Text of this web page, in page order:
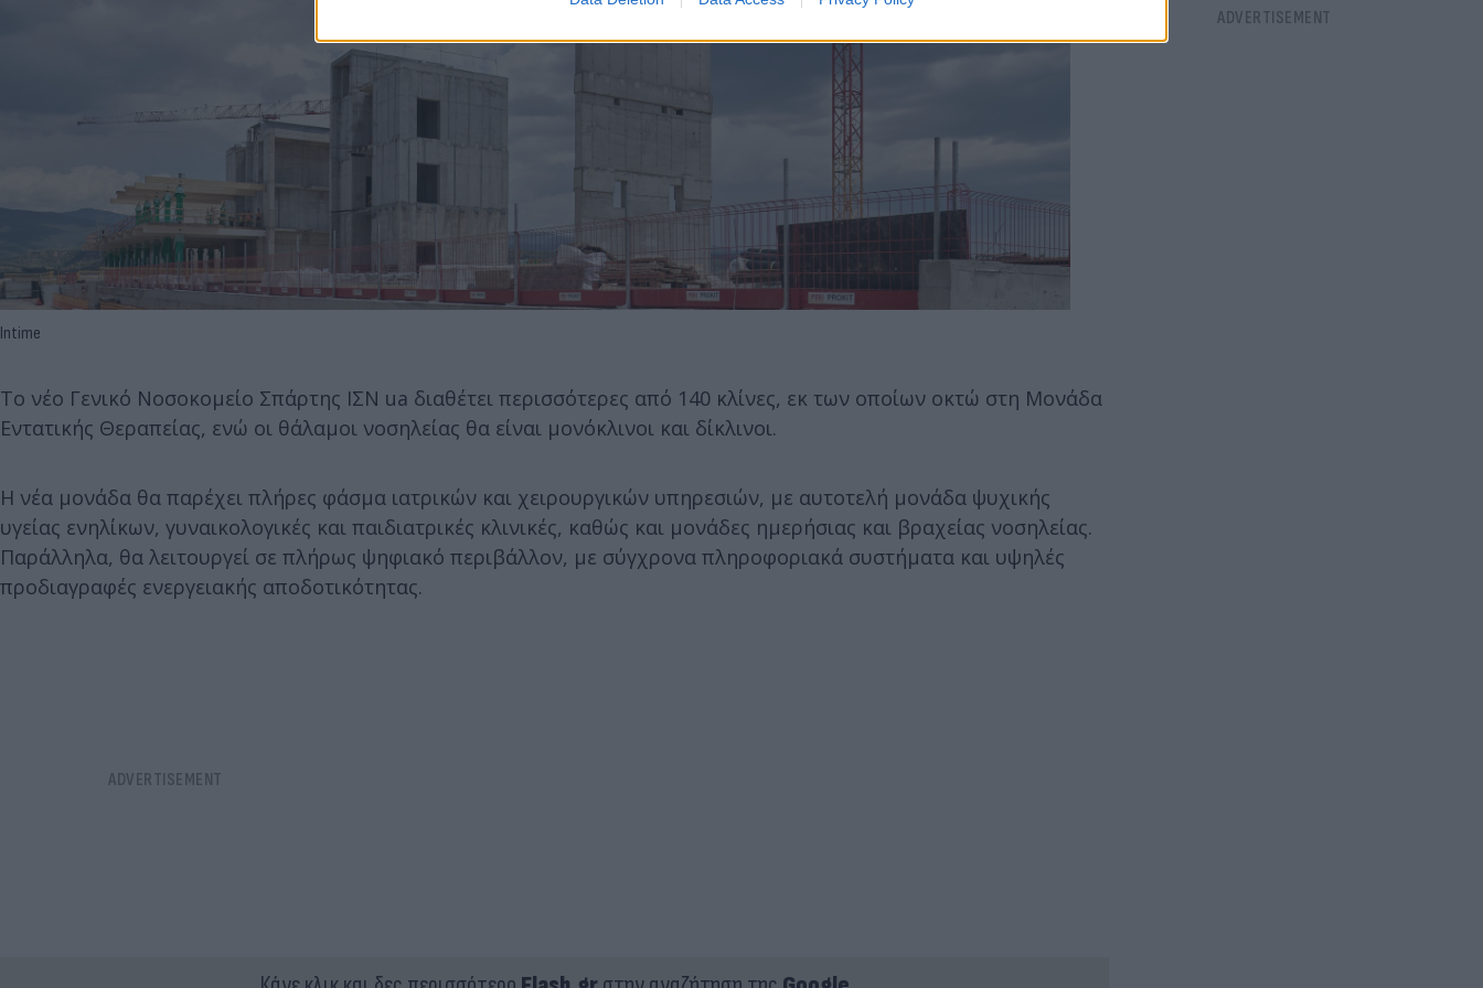
Intime
Το νέο Γενικό Νοσοκομείο Σπάρτης ΙΣΝ ua διαθέτει περισσότερες από 140 κλίνες, εκ των οποίων οκτώ στη Μονάδα
Εντατικής Θεραπείας, ενώ οι θάλαμοι νοσηλείας θα είναι μονόκλινοι και δίκλινοι.
Η νέα μονάδα θα παρέχει πλήρες φάσμα ιατρικών και χειρουργικών υπηρεσιών, με αυτοτελή μονάδα ψυχικής
υγείας ενηλίκων, γυναικολογικές και παιδιατρικές κλινικές, καθώς και μονάδες ημερήσιας και βραχείας νοσηλείας.
Παράλληλα, θα λειτουργεί σε πλήρως ψηφιακό περιβάλλον, με σύγχρονα πληροφοριακά συστήματα και υψηλές
προδιαγραφές ενεργειακής αποδοτικότητας.